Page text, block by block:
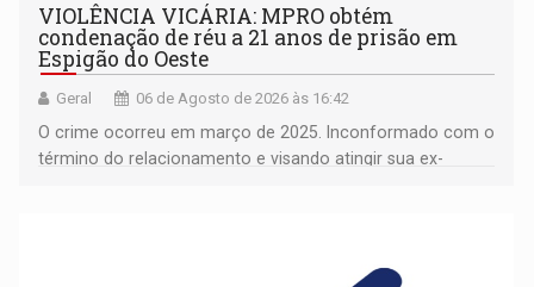
VIOLÊNCIA VICÁRIA: MPRO obtém
condenação de réu a 21 anos de prisão em
Espigão do Oeste
Geral 06 de Agosto de 2026 às 16:42
O crime ocorreu em março de 2025. Inconformado com o
término do relacionamento e visando atingir sua ex-